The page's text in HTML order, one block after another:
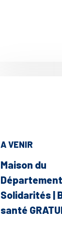
A VENIR
Maison du
Solidarités |
santé